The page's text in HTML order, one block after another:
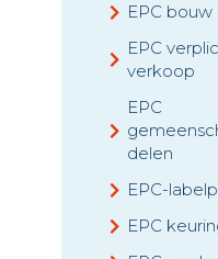
EPC bouw
EPC
verkoop
EPC
delen
EPC-
EPC